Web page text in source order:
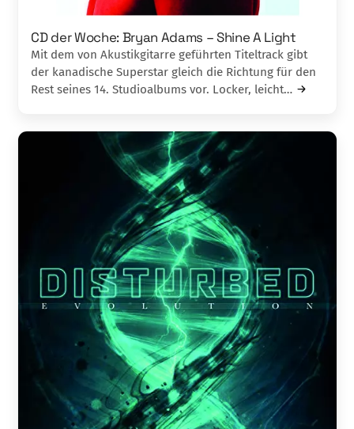
CD der Woche: Bryan Adams – Shine A Light
Mit dem von Akustikgitarre geführten Titel­track gibt
der kanadische Superstar gleich die Richtung für den
Rest seines 14. Studio­albums vor. Locker, leicht…